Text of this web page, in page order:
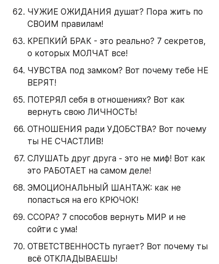
ЧУЖИЕ ОЖИДАНИЯ душат? Пора жить по
СВОИМ правилам!
КРЕПКИЙ БРАК - это реально? 7 секретов,
о которых МОЛЧАТ все!
ЧУВСТВА под замком? Вот почему тебе НЕ
ВЕРЯТ!
ПОТЕРЯЛ себя в отношениях? Вот как
вернуть свою ЛИЧНОСТЬ!
ОТНОШЕНИЯ ради УДОБСТВА? Вот почему
ты НЕ СЧАСТЛИВ!
СЛУШАТЬ друг друга - это не миф! Вот как
это РАБОТАЕТ на самом деле!
ЭМОЦИОНАЛЬНЫЙ ШАНТАЖ: как не
попасться на его КРЮЧОК!
ССОРА? 7 способов вернуть МИР и не
сойти с ума!
ОТВЕТСТВЕННОСТЬ пугает? Вот почему ты
всё ОТКЛАДЫВАЕШЬ!